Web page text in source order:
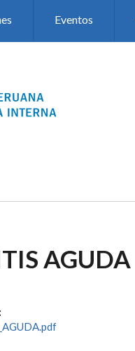
Eventos
AGUDA